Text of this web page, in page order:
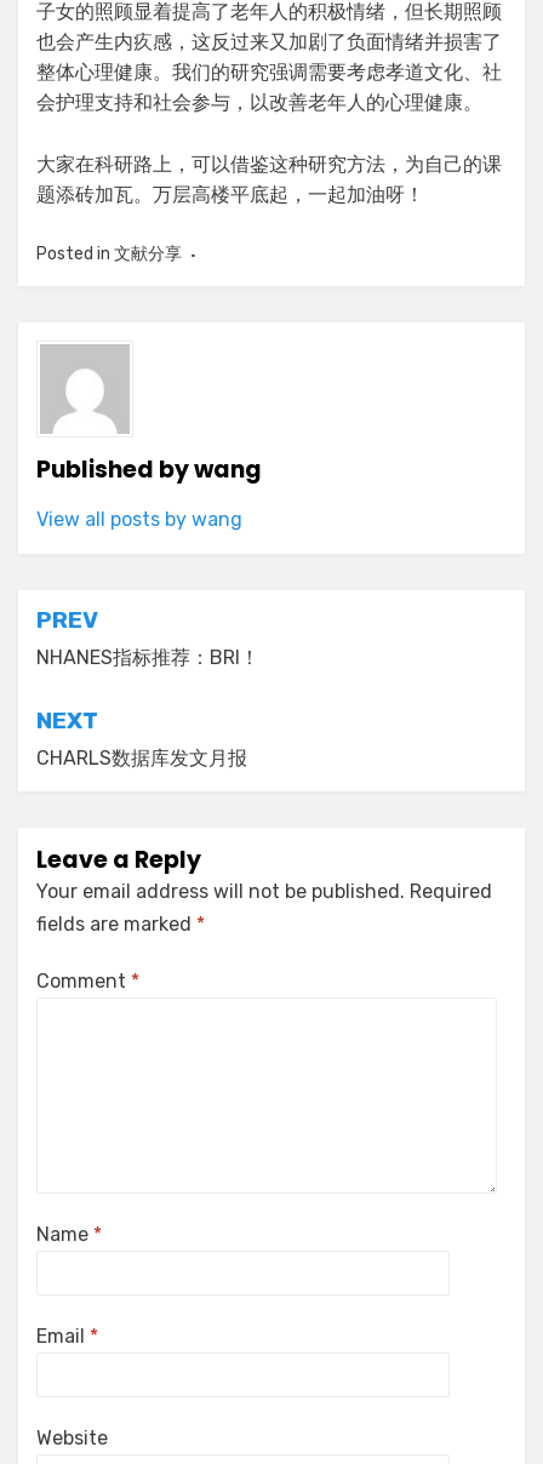
子女的照顾显着提高了老年人的积极情绪，但长期照顾
也会产生内疚感，这反过来又加剧了负面情绪并损害了
整体心理健康。我们的研究强调需要考虑孝道文化、社
会护理支持和社会参与，以改善老年人的心理健康。
大家在科研路上，可以借鉴这种研究方法，为自己的课
题添砖加瓦。万层高楼平底起，一起加油呀！
Posted in 文献分享
Published bywang
View all posts by wang
Post
navigation
PREV
NHANES指标推荐：BRI！
NEXT
CHARLS数据库发文月报
Leave a Reply
Your email address will not be published. Required
fields are marked *
Comment *
Name *
Email *
Website